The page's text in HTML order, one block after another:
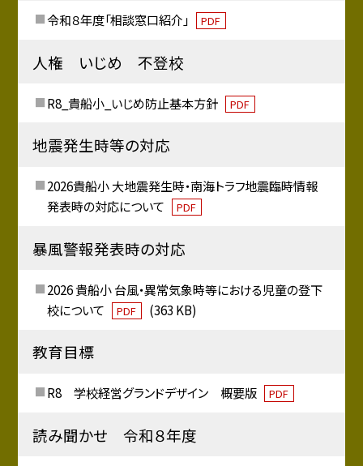
令和８年度「相談窓口紹介」 PDF
人権 いじめ 不登校
R8_貴船小_いじめ防止基本方針 PDF
地震発生時等の対応
2026貴船小 大地震発生時・南海トラフ地震臨時情報
発表時の対応について
PDF
暴風警報発表時の対応
2026 貴船小 台風・異常気象時等における児童の登下
校について
PDF (363 KB)
教育目標
R8 学校経営グランドデザイン 概要版 PDF
読み聞かせ 令和８年度